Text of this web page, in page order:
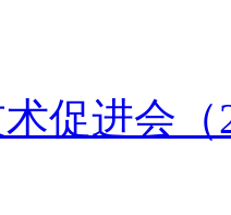
促进会（